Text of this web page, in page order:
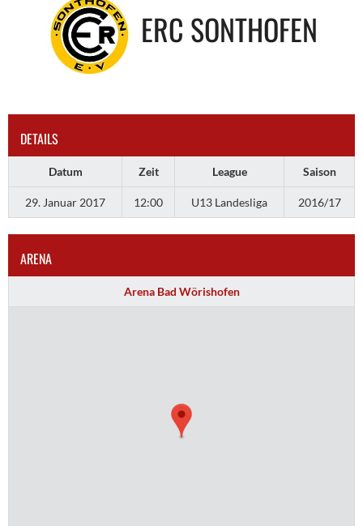
ERC SONTHOFEN
DETAILS
Datum Zeit League Saison
29. Januar 2017 12:00 U13 Landesliga 2016/17
ARENA
Arena Bad Wörishofen